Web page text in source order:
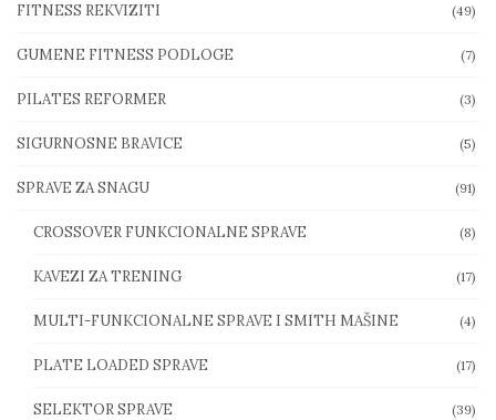
FITNESS REKVIZITI (49)
GUMENE FITNESS PODLOGE (7)
PILATES REFORMER (3)
SIGURNOSNE BRAVICE (5)
SPRAVE ZA SNAGU (91)
CROSSOVER FUNKCIONALNE SPRAVE (8)
KAVEZI ZA TRENING (17)
MULTI-FUNKCIONALNE SPRAVE I SMITH MAŠINE (4)
PLATE LOADED SPRAVE (17)
SELEKTOR SPRAVE (39)